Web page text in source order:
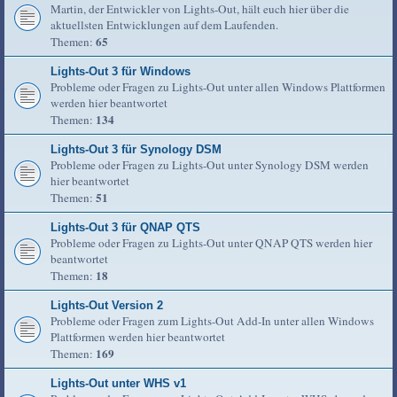
Martin, der Entwickler von Lights-Out, hält euch hier über die
aktuellsten Entwicklungen auf dem Laufenden.
Themen: 65
Lights-Out 3 für Windows
Probleme oder Fragen zu Lights-Out unter allen Windows Plattformen
werden hier beantwortet
Themen: 134
Lights-Out 3 für Synology DSM
Probleme oder Fragen zu Lights-Out unter Synology DSM werden
hier beantwortet
Themen: 51
Lights-Out 3 für QNAP QTS
Probleme oder Fragen zu Lights-Out unter QNAP QTS werden hier
beantwortet
Themen: 18
Lights-Out Version 2
Probleme oder Fragen zum Lights-Out Add-In unter allen Windows
Plattformen werden hier beantwortet
Themen: 169
Lights-Out unter WHS v1